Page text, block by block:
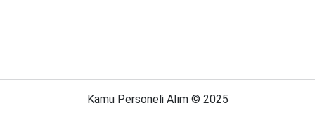
Kamu Personeli Alım © 2025